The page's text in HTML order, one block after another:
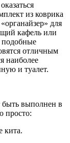
из коврика
для
кафель или
подобные
отличным
наиболее
и туалет.
выполнен в
просто:
кита.